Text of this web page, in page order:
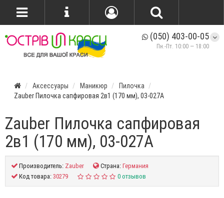
(050) 403-00-05
Пн.-Пт. 10:00 — 18:00
Аксессуары Маникюр
Пилочка
Zauber Пилочка сапфировая 2в1 (170 мм), 03-027A
Zauber Пилочка сапфировая
2в1 (170 мм), 03-027A
Производитель: Zauber Страна:Германия
Код товара:30279 0 отзывов